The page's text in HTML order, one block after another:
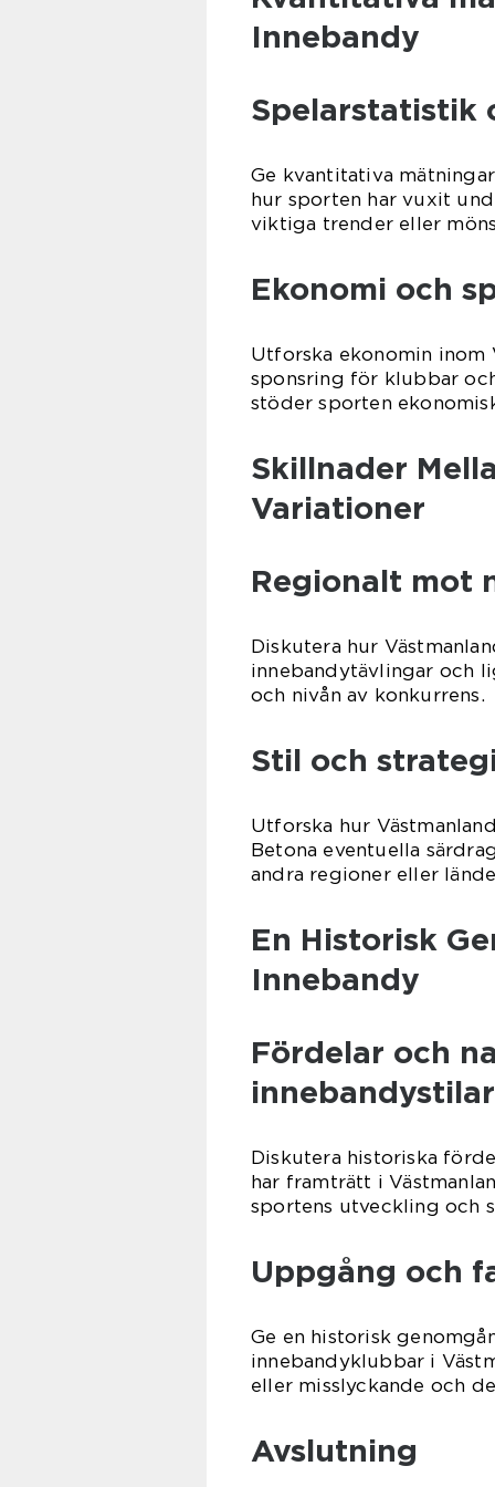
Innebandy
Spelarstatistik
Ge kvantitativa
hur sporten har vuxit
viktiga trender eller
Ekonomi och
Utforska ekonomin inom
sponsring för klubbar
stöder sporten
Skillnader
Variationer
Regionalt mot
Diskutera hur
innebandytävlingar och
och nivån av konkurrens.
Stil och
Utforska hur
Betona eventuella
andra regioner eller
En Historisk
Innebandy
Fördelar och
innebandystilar
Diskutera historiska
har framträtt i
sportens utveckling och
Uppgång och
Ge en historisk
innebandyklubbar i
eller misslyckande och
Avslutning